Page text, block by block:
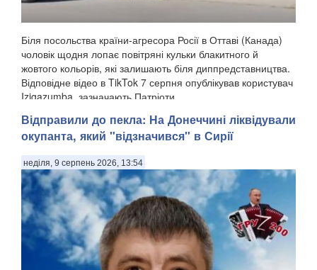
Біля посольства країни-агресора Росії в Оттаві (Канада)
чоловік щодня лопає повітряні кульки блакитного й
жовтого кольорів, які залишають біля диппредставництва.
Відповідне відео в TikTok 7 серпня опублікував користувач
Izigazumba, зазначають Патріоти ...
Відправили до пекла: На Донеччині ліквідували
окупанта, який "відзначився" в Сирії
неділя, 9 серпень 2026, 13:54